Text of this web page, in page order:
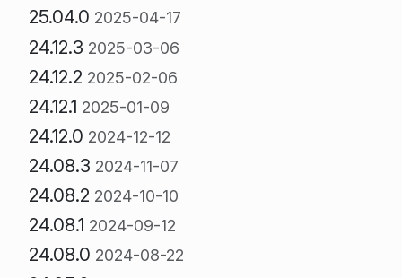
25.04.0 2025-04-17
24.12.3 2025-03-06
24.12.2 2025-02-06
24.12.1 2025-01-09
24.12.0 2024-12-12
24.08.3 2024-11-07
24.08.2 2024-10-10
24.08.1 2024-09-12
24.08.0 2024-08-22